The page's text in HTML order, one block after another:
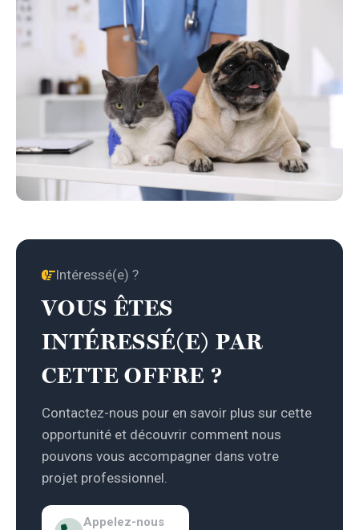
Intéressé(e) ?
VOUS ÊTES
INTÉRESSÉ(E) PAR
CETTE OFFRE ?
Contactez-nous pour en savoir plus sur cette
opportunité et découvrir comment nous
pouvons vous accompagner dans votre
projet professionnel.
Appelez-nous